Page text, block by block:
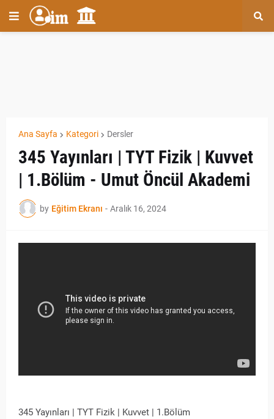
Ana Sayfa Kategori Dersler
345 Yayınları | TYT Fizik | Kuvvet
| 1.Bölüm - Umut Öncül Akademi
by Eğitim Ekranı - Aralık 16, 2024
345 Yayınları | TYT Fizik | Kuvvet | 1.Bölüm